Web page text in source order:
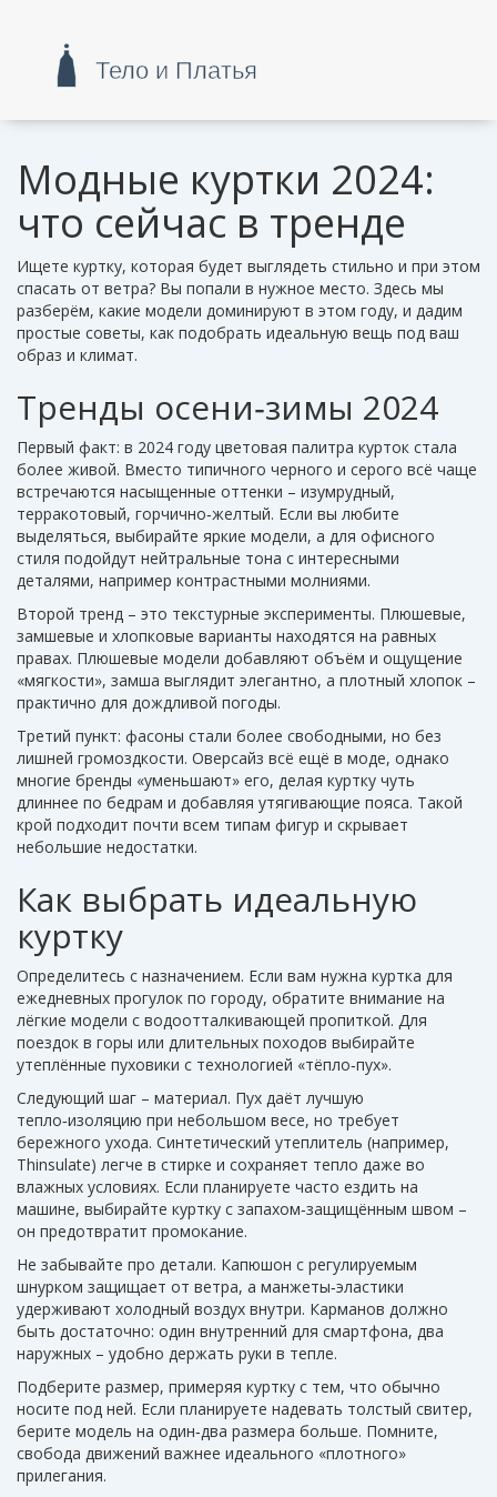
Модные куртки 2024:
что сейчас в тренде
Ищете куртку, которая будет выглядеть стильно и при этом
спасать от ветра? Вы попали в нужное место. Здесь мы
разберём, какие модели доминируют в этом году, и дадим
простые советы, как подобрать идеальную вещь под ваш
образ и климат.
Тренды осени‑зимы 2024
Первый факт: в 2024 году цветовая палитра курток стала
более живой. Вместо типичного черного и серого всё чаще
встречаются насыщенные оттенки – изумрудный,
терракотовый, горчично‑желтый. Если вы любите
выделяться, выбирайте яркие модели, а для офисного
стиля подойдут нейтральные тона с интересными
деталями, например контрастными молниями.
Второй тренд – это текстурные эксперименты. Плюшевые,
замшевые и хлопковые варианты находятся на равных
правах. Плюшевые модели добавляют объём и ощущение
«мягкости», замша выглядит элегантно, а плотный хлопок –
практично для дождливой погоды.
Третий пункт: фасоны стали более свободными, но без
лишней громоздкости. Оверсайз всё ещё в моде, однако
многие бренды «уменьшают» его, делая куртку чуть
длиннее по бедрам и добавляя утягивающие пояса. Такой
крой подходит почти всем типам фигур и скрывает
небольшие недостатки.
Как выбрать идеальную
куртку
Определитесь с назначением. Если вам нужна куртка для
ежедневных прогулок по городу, обратите внимание на
лёгкие модели с водоотталкивающей пропиткой. Для
поездок в горы или длительных походов выбирайте
утеплённые пуховики с технологией «тёпло‑пух».
Следующий шаг – материал. Пух даёт лучшую
тепло‑изоляцию при небольшом весе, но требует
бережного ухода. Синтетический утеплитель (например,
Thinsulate) легче в стирке и сохраняет тепло даже во
влажных условиях. Если планируете часто ездить на
машине, выбирайте куртку с запахом‑защищённым швом –
он предотвратит промокание.
Не забывайте про детали. Капюшон с регулируемым
шнурком защищает от ветра, а манжеты‑эластики
удерживают холодный воздух внутри. Карманов должно
быть достаточно: один внутренний для смартфона, два
наружных – удобно держать руки в тепле.
Подберите размер, примеряя куртку с тем, что обычно
носите под ней. Если планируете надевать толстый свитер,
берите модель на один‑два размера больше. Помните,
свобода движений важнее идеального «плотного»
прилегания.